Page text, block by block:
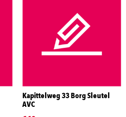
Kapittelweg 33 Borg Sleutel
AVC